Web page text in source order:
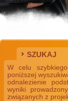
SZUKAJ
W celu
poniższej
odnalezienie
wyniki
związanych z